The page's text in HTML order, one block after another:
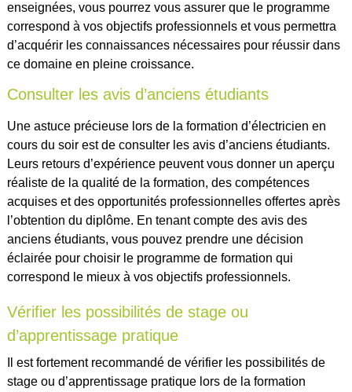
enseignées, vous pourrez vous assurer que le programme
correspond à vos objectifs professionnels et vous permettra
d’acquérir les connaissances nécessaires pour réussir dans
ce domaine en pleine croissance.
Consulter les avis d’anciens étudiants
Une astuce précieuse lors de la formation d’électricien en
cours du soir est de consulter les avis d’anciens étudiants.
Leurs retours d’expérience peuvent vous donner un aperçu
réaliste de la qualité de la formation, des compétences
acquises et des opportunités professionnelles offertes après
l’obtention du diplôme. En tenant compte des avis des
anciens étudiants, vous pouvez prendre une décision
éclairée pour choisir le programme de formation qui
correspond le mieux à vos objectifs professionnels.
Vérifier les possibilités de stage ou
d’apprentissage pratique
Il est fortement recommandé de vérifier les possibilités de
stage ou d’apprentissage pratique lors de la formation